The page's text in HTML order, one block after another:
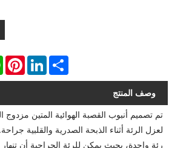
LinkedInShare
وصف المنتج
لعزل الرئة أثناء الذبحة الصدرية والقلبية
رئة واحدة، بحيث يمكن للرئة الجراحية أن تنهار